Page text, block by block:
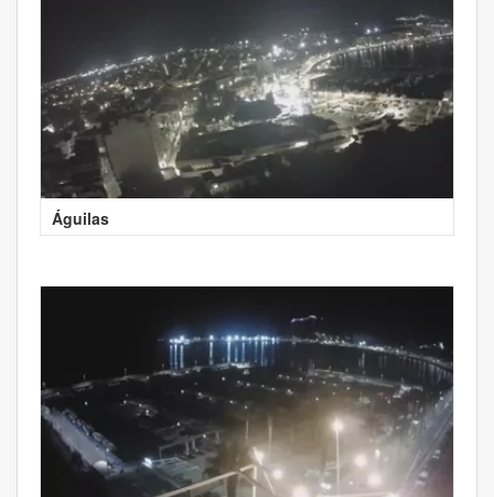
Águilas